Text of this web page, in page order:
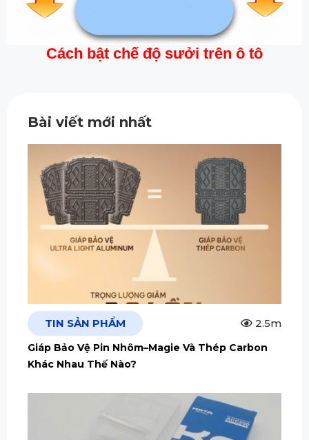
Cách bật chế độ sưởi trên ô tô
Bài viết mới nhất
TIN SẢN PHẨM 2.5m
Giáp Bảo Vệ Pin Nhôm–Magie Và Thép Carbon
Khác Nhau Thế Nào?